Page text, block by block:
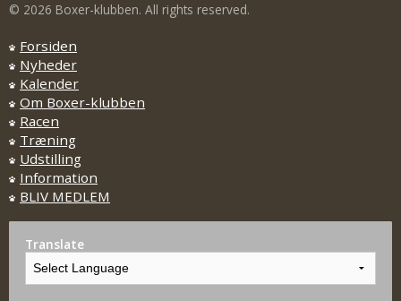
© 2026 Boxer-klubben. All rights reserved.
Forsiden
Nyheder
Kalender
Om Boxer-klubben
Racen
Træning
Udstilling
Information
BLIV MEDLEM
Translate